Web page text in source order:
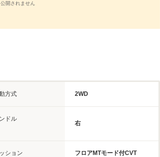
開されません
方式 2WD
ドル
右
ション フロアMTモード付CVT